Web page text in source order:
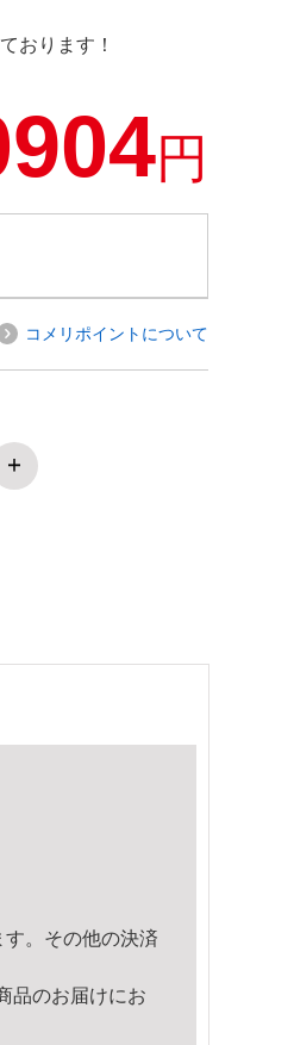
おります！
円
コメリポイントについて
。その他の決済
品のお届けにお